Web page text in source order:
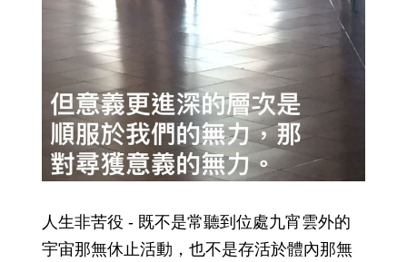
人生非苦役 - 既不是常聽到位處九宵雲外的
宇宙那無休止活動，也不是存活於體內那無